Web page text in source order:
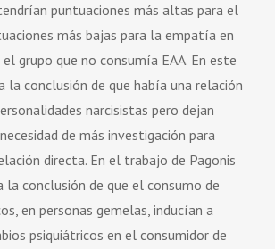
puntuaciones más altas para el
más bajas para la empatía en
grupo que no consumía EAA. En este
la conclusión de que había una relación
narcisistas pero dejan
de más investigación para
directa. En el trabajo de Pagonis
conclusión de que el consumo de
en personas gemelas, inducían a
psiquiátricos en el consumidor de